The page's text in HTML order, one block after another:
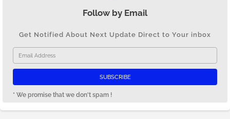
Follow by Email
Get Notified About Next Update Direct to Your inbox
* We promise that we don't spam !